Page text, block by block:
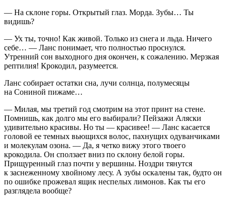
— На склоне горы. Открытый глаз. Морда. Зубы… Ты
видишь?
— Ух ты, точно! Как живой. Только из снега и льда. Ничего
себе… — Ланс понимает, что полностью проснулся.
Утренний сон выходного дня окончен, к сожалению. Мерзкая
рептилия! Крокодил, разумеется.
Ланс собирает остатки сна, лучи солнца, полумесяцы
на Сониной пижаме…
— Милая, мы третий год смотрим на этот принт на стене.
Помнишь, как долго мы его выбирали? Пейзажи Аляски
удивительно красивы. Но ты — красивее! — Ланс касается
головой ее темных вьющихся волос, пахнущих одуванчиками
и молекулам озона. — Да, я четко вижу этого твоего
крокодила. Он сползает вниз по склону белой горы.
Прищуренный глаз почти у вершины. Ноздри тянутся
к заснеженному хвойному лесу. А зубы оскалены так, будто он
по ошибке прожевал ящик неспелых лимонов. Как ты его
разглядела вообще?